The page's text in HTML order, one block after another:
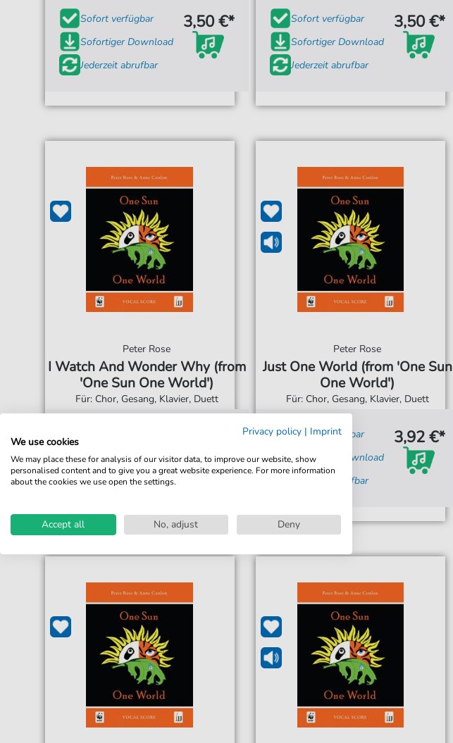
Sofort verfügbar
Sofortiger Download
Jederzeit abrufbar
3,50 €*
Sofort verfügbar
Sofortiger Download
Jederzeit abrufbar
3,50 €*
Peter Rose
I Watch And Wonder Why (from
'One Sun One World')
Für: Chor, Gesang, Klavier, Duett
Sofortiger Download
Jederzeit abrufbar
Peter Rose
Just One World (from 'One Sun
One World')
Für: Chor, Gesang, Klavier, Duett
Sofort verfügbar
Sofortiger Download
Jederzeit abrufbar
3,92 €*
Privacy policy | Imprint
We use cookies
We may place these for analysis of our visitor data, to improve our website, show
personalised content and to give you a great website experience. For more information
about the cookies we use open the settings.
Accept all No, adjust Deny